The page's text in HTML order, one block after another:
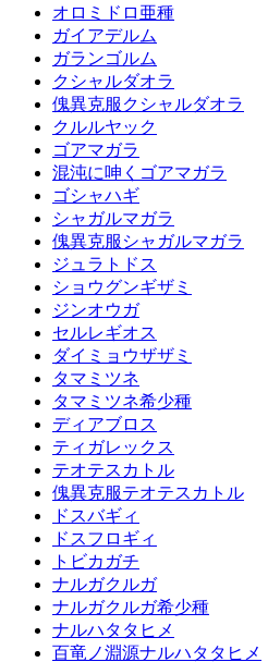
オロミドロ亜種
ガイアデルム
ガランゴルム
クシャルダオラ
傀異克服クシャルダオラ
クルルヤック
ゴアマガラ
混沌に呻くゴアマガラ
ゴシャハギ
シャガルマガラ
傀異克服シャガルマガラ
ジュラトドス
ショウグンギザミ
ジンオウガ
セルレギオス
ダイミョウザザミ
タマミツネ
タマミツネ希少種
ディアブロス
ティガレックス
テオテスカトル
傀異克服テオテスカトル
ドスバギィ
ドスフロギィ
トビカガチ
ナルガクルガ
ナルガクルガ希少種
ナルハタタヒメ
百竜ノ淵源ナルハタタヒメ